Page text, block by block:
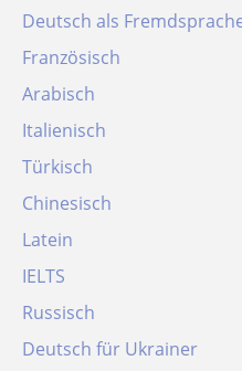
Deutsch als
Französisch
Arabisch
Italienisch
Türkisch
Chinesisch
Latein
IELTS
Russisch
Deutsch für Ukrainer